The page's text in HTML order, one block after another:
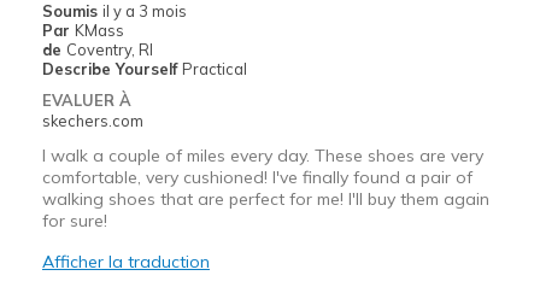
Width
Sizing
Feels true to size
View On Shoes
Soumis il y a 3 mois
Par KMass
de Coventry, RI
Describe Yourself Practical
EVALUER À
skechers.com
I walk a couple of miles every day. These shoes are very
comfortable, very cushioned! I've finally found a pair of
walking shoes that are perfect for me! I'll buy them again
for sure!
Afficher la traduction